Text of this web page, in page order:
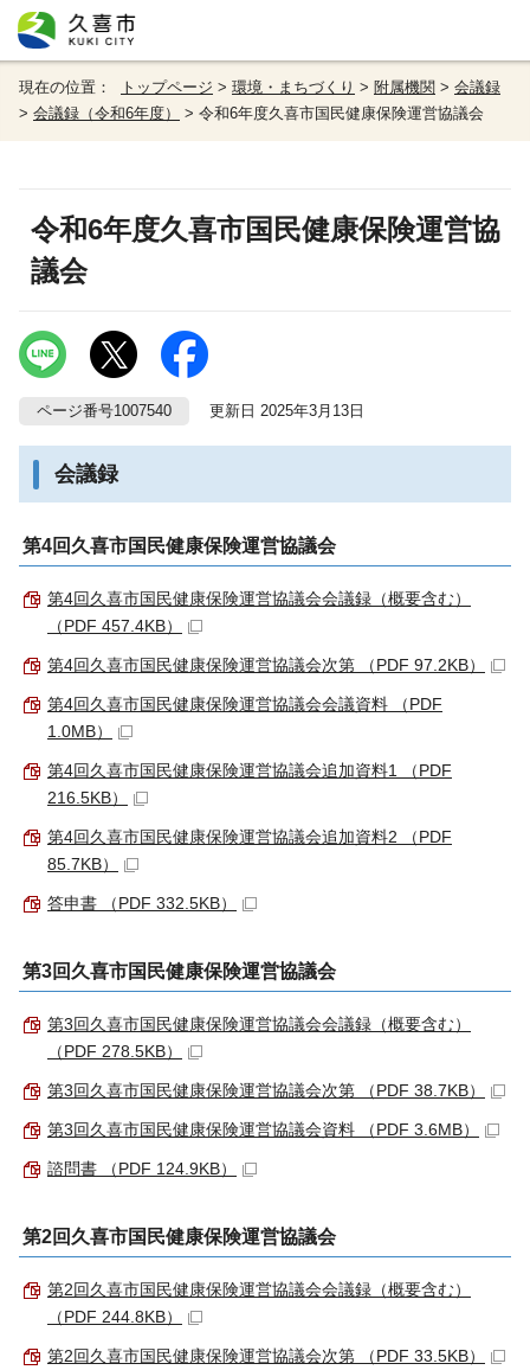
現在の位置： トップページ > 環境・まちづくり > 附属機関 > 会議録
> 会議録（令和6年度） > 令和6年度久喜市国民健康保険運営協議会
令和6年度久喜市国民健康保険運営協
議会
ページ番号1007540 更新日 2025年3月13日
会議録
第4回久喜市国民健康保険運営協議会
第4回久喜市国民健康保険運営協議会会議録（概要含む）
（PDF 457.4KB）
第4回久喜市国民健康保険運営協議会次第 （PDF 97.2KB）
第4回久喜市国民健康保険運営協議会会議資料 （PDF
1.0MB）
第4回久喜市国民健康保険運営協議会追加資料1 （PDF
216.5KB）
第4回久喜市国民健康保険運営協議会追加資料2 （PDF
85.7KB）
答申書 （PDF 332.5KB）
第3回久喜市国民健康保険運営協議会
第3回久喜市国民健康保険運営協議会会議録（概要含む）
（PDF 278.5KB）
第3回久喜市国民健康保険運営協議会次第 （PDF 38.7KB）
第3回久喜市国民健康保険運営協議会資料 （PDF 3.6MB）
諮問書 （PDF 124.9KB）
第2回久喜市国民健康保険運営協議会
第2回久喜市国民健康保険運営協議会会議録（概要含む）
（PDF 244.8KB）
第2回久喜市国民健康保険運営協議会次第 （PDF 33.5KB）